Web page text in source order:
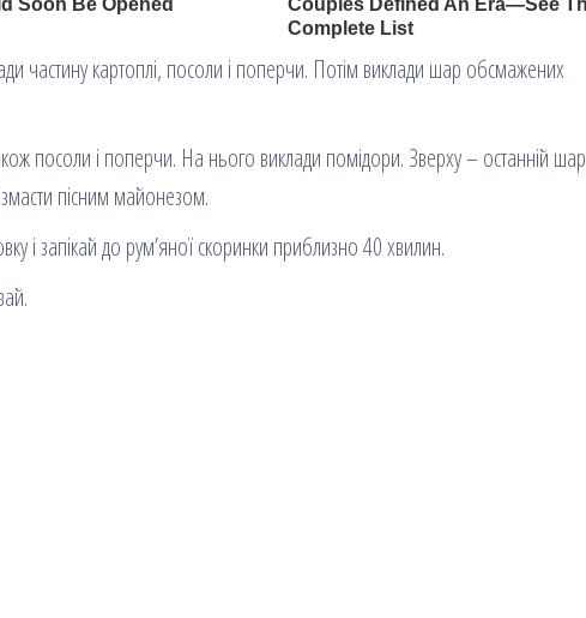
частину картоплі, посоли і поперчи. Потім виклади шар обсмажених
посоли і поперчи. На нього виклади помідори. Зверху – останній шар
пісним майонезом.
і запікай до рум’яної скоринки приблизно 40 хвилин.